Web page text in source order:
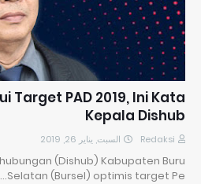
Target PAD 2019, Ini Kata
Kepala Dishub
Redaksi السبت, يناير 26, 2019
(Dishub) Kabupaten Buru
Selatan (Bursel) optimis target Pe…